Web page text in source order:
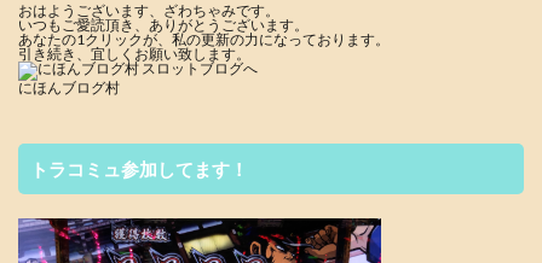
おはようございます、ざわちゃみです。
いつもご愛読頂き、ありがとうございます。
あなたの1クリックが、私の更新の力になっております。
引き続き、宜しくお願い致します。
にほんブログ村
トラコミュ参加してます！